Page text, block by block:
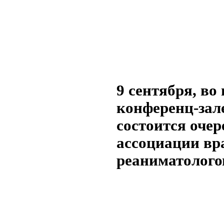
9 сентября,
конференц-
состоится
ассоциации